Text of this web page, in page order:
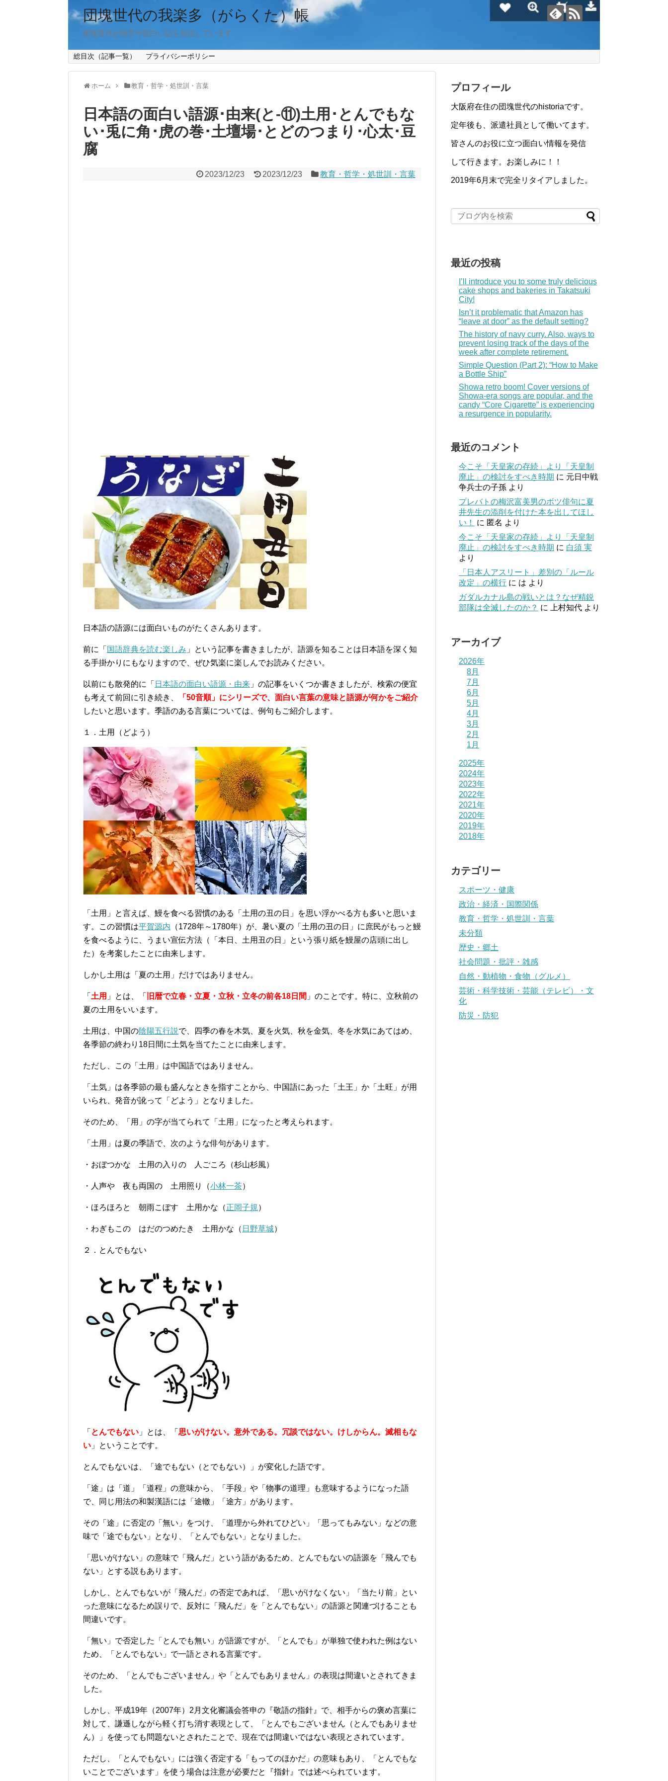
団塊世代の我楽多（がらくた）帳
団塊世代が雑学や面白い話を発信しています
総目次（記事一覧） プライバシーポリシー
ホーム 教育・哲学・処世訓・言葉
日本語の面白い語源･由来(と-⑪)土用･とんでもな
い･兎に角･虎の巻･土壇場･とどのつまり･心太･豆
腐
2023/12/23 2023/12/23 教育・哲学・処世訓・言葉
日本語の語源には面白いものがたくさんあります。
前に「 国語辞典を読む楽しみ 」という記事を書きましたが、語源を知ることは日本語を深く知
る手掛かりにもなりますので、ぜひ気楽に楽しんでお読みください。
以前にも散発的に「 日本語の面白い語源・由来 」の記事をいくつか書きましたが、検索の便宜
も考えて前回に引き続き、
「50音順」にシリーズで、面白い言葉の意味と語源が何かをご紹介
したいと思います。季語のある言葉については、例句もご紹介します。
１．土用（どよう）
「土用」と言えば、鰻を食べる習慣のある「土用の丑の日」を思い浮かべる方も多いと思いま
す。この習慣は平賀源内 （1728年～1780年）が、暑い夏の「土用の丑の日」に庶民がもっと鰻
を食べるように、うまい宣伝方法（「本日、土用丑の日」という張り紙を鰻屋の店頭に出し
た）を考案したことに由来します。
しかし土用は「夏の土用」だけではありません。
「 土用 」とは、「 旧暦で立春・立夏・立秋・立冬の前各18日間 」のことです。特に、立秋前の
夏の土用をいいます。
土用は、中国の陰陽五行説で、四季の春を木気、夏を火気、秋を金気、冬を水気にあてはめ、
各季節の終わり18日間に土気を当てたことに由来します。
ただし、この「土用」は中国語ではありません。
「土気」は各季節の最も盛んなときを指すことから、中国語にあった「土王」か「土旺」が用
いられ、発音が訛って「どよう」となりました。
そのため、「用」の字が当てられて「土用」になったと考えられます。
「土用」は夏の季語で、次のような俳句があります。
・おぼつかな 土用の入りの 人ごころ（杉山杉風）
・人声や 夜も両国の 土用照り（小林一茶）
・ほろほろと 朝雨こぼす 土用かな（正岡子規 ）
・わぎもこの はだのつめたき 土用かな（ 日野草城）
２．とんでもない
「 とんでもない 」とは、「 思いがけない。意外である。冗談ではない。けしからん。滅相もな
い 」ということです。
とんでもないは、「途でもない（とでもない）」が変化した語です。
「途」は「道」「道程」の意味から、「手段」や「物事の道理」も意味するようになった語
で、同じ用法の和製漢語には「途轍」「途方」があります。
その「途」に否定の「無い」をつけ、「道理から外れてひどい」「思ってもみない」などの意
味で「途でもない」となり、「とんでもない」となりました。
「思いがけない」の意味で「飛んだ」という語があるため、とんでもないの語源を「飛んでも
ない」とする説もあります。
しかし、とんでもないが「飛んだ」の否定であれば、「思いがけなくない」「当たり前」とい
った意味になるため誤りで、反対に「飛んだ」を「とんでもない」の語源と関連づけることも
間違いです。
「無い」で否定した「とんでも無い」が語源ですが、「とんでも」が単独で使われた例はない
ため、「とんでもない」で一語とされる言葉です。
そのため、「とんでもございません」や「とんでもありません」の表現は間違いとされてきま
した。
しかし、平成19年（2007年）2月文化審議会答申の『敬語の指針』で、相手からの褒め言葉に
対して、謙遜しながら軽く打ち消す表現として、「とんでもございません（とんでもありませ
ん）」を使っても問題ないとされたことで、現在では間違いではない表現とされています。
ただし、「とんでもない」には強く否定する「もってのほかだ」の意味もあり、「とんでもな
いことでございます」を使う場合は注意が必要だと『指針』では述べられています。
プロフィール
大阪府在住の団塊世代のhistoriaです。
定年後も、派遣社員として働いてます。
皆さんのお役に立つ面白い情報を発信
して行きます。お楽しみに！！
2019年6月末で完全リタイアしました。
最近の投稿
I’ll introduce you to some truly delicious
cake shops and bakeries in Takatsuki
City!
Isn’t it problematic that Amazon has
“leave at door” as the default setting?
The history of navy curry. Also, ways to
prevent losing track of the days of the
week after complete retirement.
Simple Question (Part 2): “How to Make
a Bottle Ship”
Showa retro boom! Cover versions of
Showa-era songs are popular, and the
candy “Core Cigarette” is experiencing
a resurgence in popularity.
最近のコメント
今こそ「天皇家の存続」より「天皇制
廃止」の検討をすべき時期 に 元日中戦
争兵士の子孫 より
プレバトの梅沢富美男のボツ俳句に夏
井先生の添削を付けた本を出してほし
い！
に 匿名 より
今こそ「天皇家の存続」より「天皇制
廃止」の検討をすべき時期 に 白須 実
より
「日本人アスリート」差別の「ルール
改定」の横行 に は より
ガダルカナル島の戦いとは？なぜ精鋭
部隊は全滅したのか？ に 上村知代 より
アーカイブ
2026年
8月
7月
6月
5月
4月
3月
2月
1月
2025年
2024年
2023年
2022年
2021年
2020年
2019年
2018年
カテゴリー
スポーツ・健康
政治・経済・国際関係
教育・哲学・処世訓・言葉
未分類
歴史・郷土
社会問題・批評・雑感
自然・動植物・食物（グルメ）
芸術・科学技術・芸能（テレビ）・文
化
防災・防犯